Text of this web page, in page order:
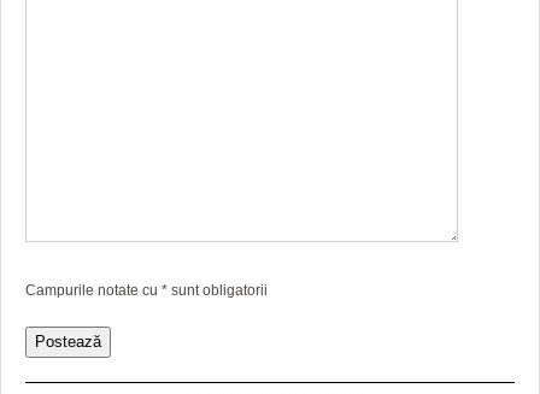
Campurile notate cu * sunt obligatorii